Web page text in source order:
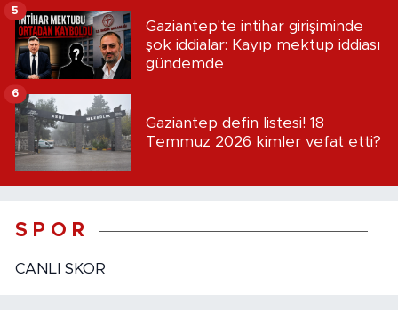
Gaziantep'te intihar girişiminde
şok iddialar: Kayıp mektup iddiası
gündemde
5
Gaziantep defin listesi! 18
Temmuz 2026 kimler vefat etti?
6
S P O R
CANLI SKOR